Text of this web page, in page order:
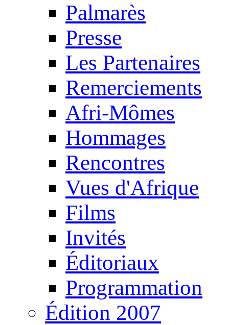
Palmarès
Presse
Les Partenaires
Remerciements
Afri-Mômes
Hommages
Rencontres
Vues d'Afrique
Films
Invités
Éditoriaux
Programmation
Édition 2007